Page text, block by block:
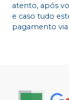
atento, após
e caso tudo
pagamento